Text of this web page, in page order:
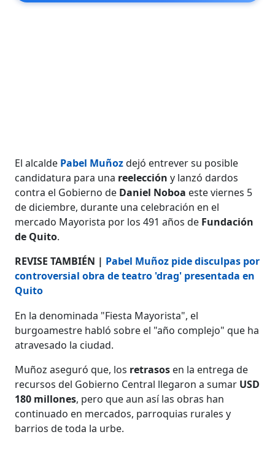
El alcalde Pabel Muñozdejó entrever su posible
candidatura para una reeleccióny lanzó dardos
contra el Gobierno de Daniel Noboa este viernes 5
de diciembre, durante una celebración en el
mercado Mayorista por los 491 años de Fundación
de Quito.
REVISE TAMBIÉN | Pabel Muñoz pide disculpas por
controversial obra de teatro 'drag' presentada en
Quito
En la denominada "Fiesta Mayorista", el
burgoamestre habló sobre el "año complejo" que ha
atravesado la ciudad.
Muñoz aseguró que, los retrasos en la entrega de
recursos del Gobierno Central llegaron a sumar USD
180 millones, pero que aun así las obras han
continuado en mercados, parroquias rurales y
barrios de toda la urbe.